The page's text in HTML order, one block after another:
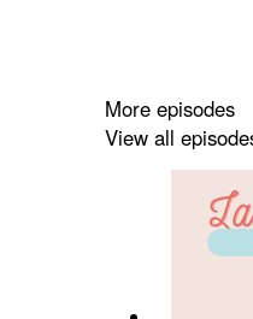
LinkedIn :
Son site
Retrouvez-moi
More episodes
View all